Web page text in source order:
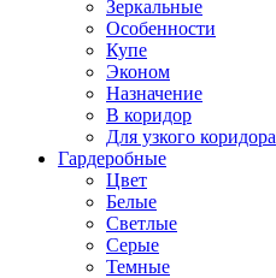
Зеркальные
Особенности
Купе
Эконом
Назначение
В коридор
Для узкого коридора
Гардеробные
Цвет
Белые
Светлые
Серые
Темные